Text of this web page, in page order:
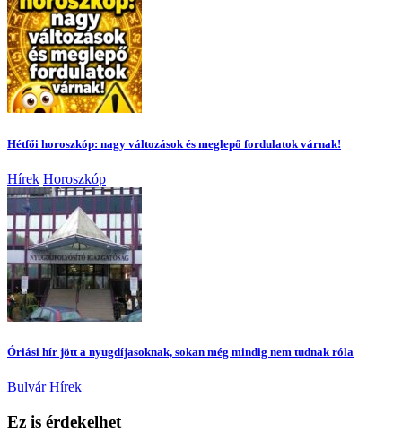
Hétfői horoszkóp: nagy változások és meglepő fordulatok várnak!
Hírek Horoszkóp
Óriási hír jött a nyugdíjasoknak, sokan még mindig nem tudnak róla
Bulvár Hírek
Ez is érdekelhet